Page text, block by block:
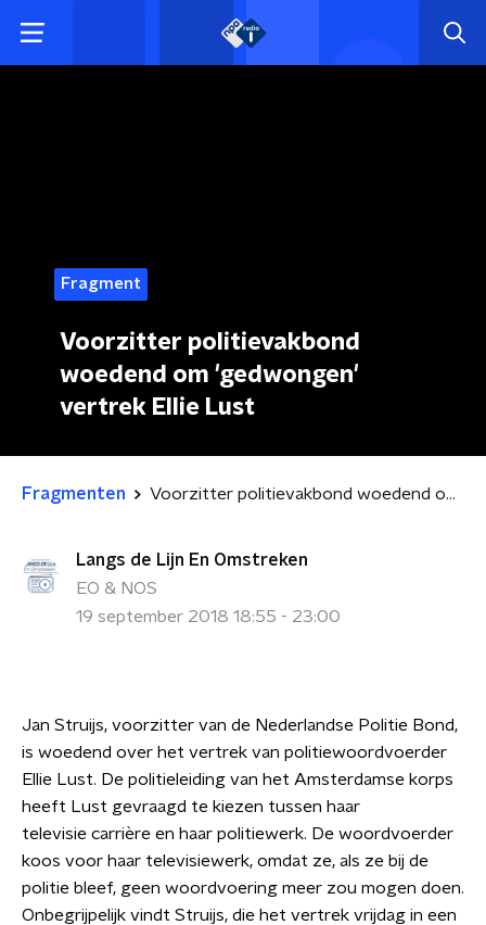
Fragment
Voorzitter politievakbond
woedend om 'gedwongen'
vertrek Ellie Lust
Fragmenten Voorzitter politievakbond woedend om 'gedwongen' vertrek Ellie Lust
Langs de Lijn En Omstreken
EO & NOS
19 september 2018 18:55 - 23:00
Jan Struijs, voorzitter van de Nederlandse Politie Bond,
is woedend over het vertrek van politiewoordvoerder
Ellie Lust. De politieleiding van het Amsterdamse korps
heeft Lust gevraagd te kiezen tussen haar
televisie carrière en haar politiewerk. De woordvoerder
koos voor haar televisiewerk, omdat ze, als ze bij de
politie bleef, geen woordvoering meer zou mogen doen.
Onbegrijpelijk vindt Struijs, die het vertrek vrijdag in een